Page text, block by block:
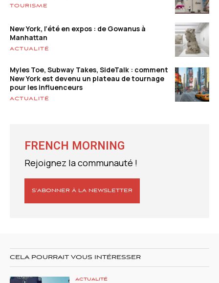
TOURISME
New York, l’été en expos : de Gowanus à
Manhattan
ACTUALITÉ
Myles Toe, Subway Takes, SideTalk : comment
New York est devenu un plateau de tournage
pour les influenceurs
ACTUALITÉ
FRENCH MORNING
Rejoignez la communauté !
S’ABONNER À LA NEWSLETTER
CELA POURRAIT VOUS INTÉRESSER
ACTUALITÉ